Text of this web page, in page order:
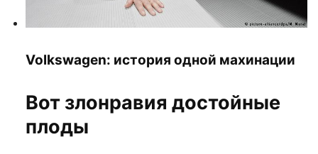
Volkswagen: история одной махинации
Вот злонравия достойные
плоды